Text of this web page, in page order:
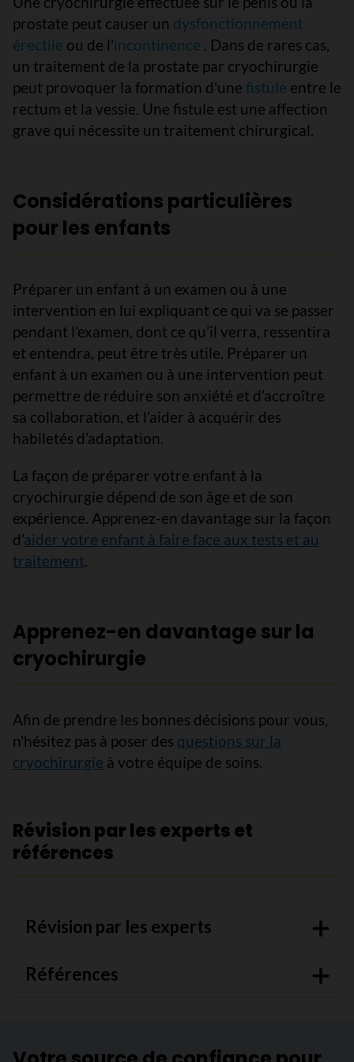
prostate peut causer un dysfonctionnement
érectile ou de l'incontinence . Dans de rares cas,
un traitement de la prostate par cryochirurgie
peut provoquer la formation d'une fistule entre le
rectum et la vessie. Une fistule est une affection
grave qui nécessite un traitement chirurgical.
Considérations particulières
pour les enfants
Préparer un enfant à un examen ou à une
intervention en lui expliquant ce qui va se passer
pendant l’examen, dont ce qu’il verra, ressentira
et entendra, peut être très utile. Préparer un
enfant à un examen ou à une intervention peut
permettre de réduire son anxiété et d’accroître
sa collaboration, et l’aider à acquérir des
habiletés d’adaptation.
La façon de préparer votre enfant à la
cryochirurgie dépend de son âge et de son
expérience. Apprenez-en davantage sur la façon
d’aider votre enfant à faire face aux tests et au
traitement.
Apprenez-en davantage sur la
cryochirurgie
Afin de prendre les bonnes décisions pour vous,
n'hésitez pas à poser des questions sur la
cryochirurgie à votre équipe de soins.
Révision par les experts et
références
Révision par les experts
Références